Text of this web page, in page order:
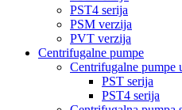
PST4 serija
PSM verzija
PVT verzija
Centrifugalne pumpe
Centrifugalne pumpe
PST serija
PST4 serija